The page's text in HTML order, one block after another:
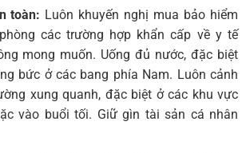
toàn: Luôn khuyến nghị mua bảo hiểm
các trường hợp khẩn cấp về y tế
mong muốn. Uống đủ nước, đặc biệt
bức ở các bang phía Nam. Luôn cảnh
xung quanh, đặc biệt ở các khu vực
vào buổi tối. Giữ gìn tài sản cá nhân